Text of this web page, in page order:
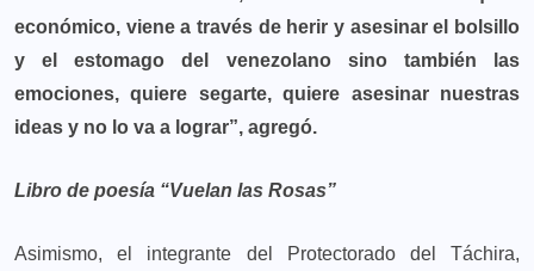
económico, viene a través de herir y asesinar el bolsillo
y el estomago del venezolano sino también las
emociones, quiere segarte, quiere asesinar nuestras
ideas y no lo va a lograr”, agregó.
Libro de poesía “Vuelan las Rosas”
Asimismo, el integrante del Protectorado del Táchira,